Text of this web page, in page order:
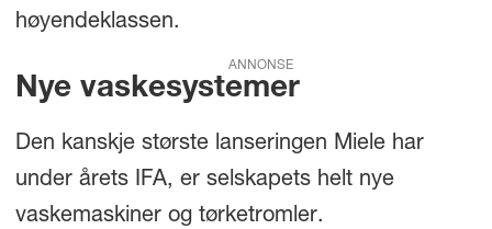
høyendeklassen.
ANNONSE
Nye vaskesystemer
Den kanskje største lanseringen Miele har
under årets IFA, er selskapets helt nye
vaskemaskiner og tørketromler.